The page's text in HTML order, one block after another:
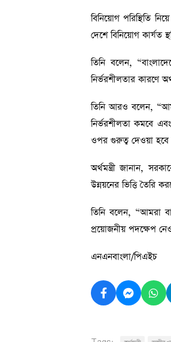
বিনিয়োগ পরিস্থিতি
দেশে বিনিয়োগ কার্যত
তিনি বলেন,
নির্ভরশীলতার কারণে
তিনি আরও বলেন,
নির্ভরশীলতা কমবে
ওপর গুরুত্ব দেওয়া
অর্থমন্ত্রী জানান,
উন্নয়নের ভিত্তি তৈরি
তিনি বলেন, “আমরা
প্রয়োজনীয় পদক্ষেপ
এনএনবাংলা/পিএইচ